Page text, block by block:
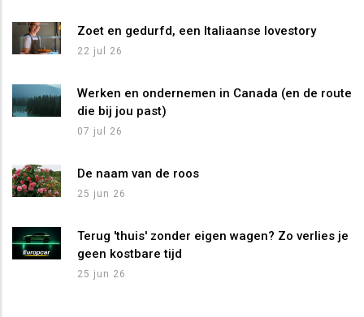
Zoet en gedurfd, een Italiaanse lovestory
22 jul 26
Werken en ondernemen in Canada (en de route
die bij jou past)
07 jul 26
De naam van de roos
25 jun 26
Terug 'thuis' zonder eigen wagen? Zo verlies je
geen kostbare tijd
25 jun 26